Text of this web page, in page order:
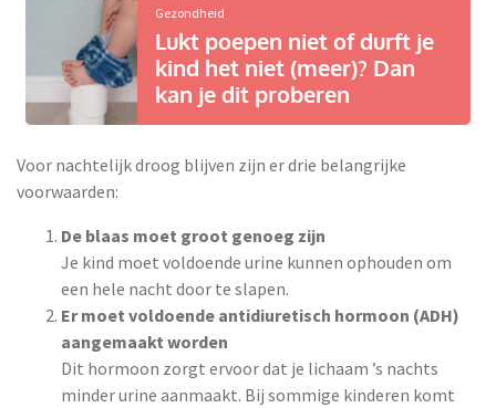
Gezondheid
Lukt poepen niet of durft je
kind het niet (meer)? Dan
kan je dit proberen
Voor nachtelijk droog blijven zijn er drie belangrijke
voorwaarden:
De blaas moet groot genoeg zijn
Je kind moet voldoende urine kunnen ophouden om
een hele nacht door te slapen.
Er moet voldoende antidiuretisch hormoon (ADH)
aangemaakt worden
Dit hormoon zorgt ervoor dat je lichaam ’s nachts
minder urine aanmaakt. Bij sommige kinderen komt